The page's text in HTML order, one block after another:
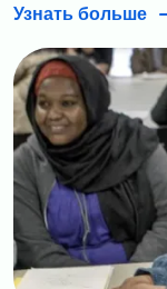
Узнать больше
Image